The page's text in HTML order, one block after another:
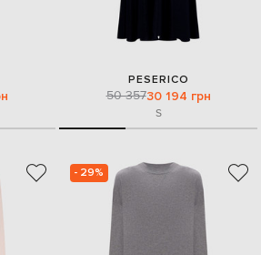
PESERICO
50 35730 194 грн
S
- 29%